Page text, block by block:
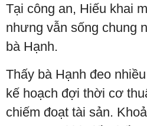
Tại công an, Hiếu khai
nhưng vẫn sống chung
bà Hạnh.
Thấy bà Hạnh đeo
kế hoạch đợi thời cơ
chiếm đoạt tài sản.